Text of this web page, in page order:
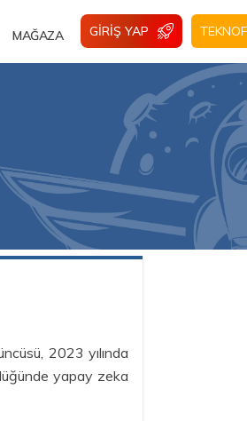
MAĞAZA GIRIŞ YAP
2023 yılında
yapay zeka